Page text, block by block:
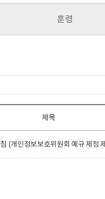
훈령
제목
(개인정보보호위원회 예규 제정